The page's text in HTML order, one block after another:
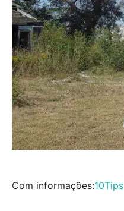
Com informações:10Tips